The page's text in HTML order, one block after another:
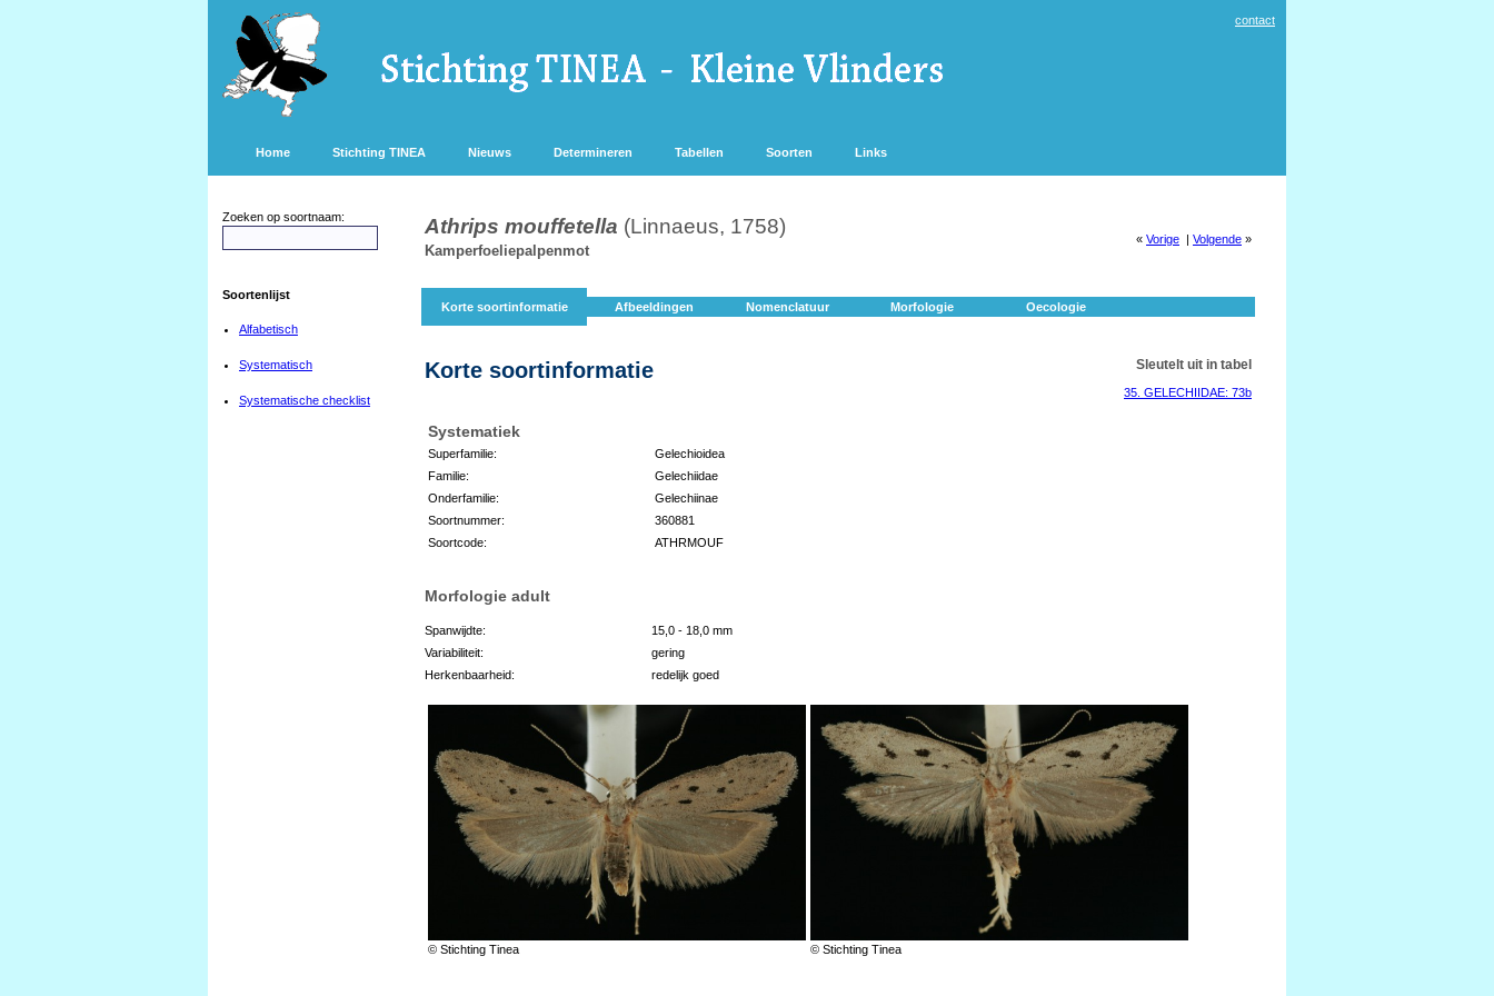
contact
Home Stichting TINEA Nieuws Determineren Tabellen Soorten Links
Zoeken op soortnaam:
Soortenlijst
Alfabetisch
Systematisch
Systematische checklist
Athrips mouffetella (Linnaeus, 1758)
Kamperfoeliepalpenmot
« Vorige | Volgende »
Korte soortinformatie Afbeeldingen Nomenclatuur Morfologie Oecologie
Korte soortinformatie
Systematiek
Superfamilie:
Gelechioidea
Familie:
Gelechiidae
Onderfamilie:
Gelechiinae
Soortnummer:
360881
Soortcode:
ATHRMOUF
Sleutelt uit in tabel
35. GELECHIIDAE: 73b
Morfologie adult
Spanwijdte:
15,0 - 18,0 mm
Variabiliteit:
gering
Herkenbaarheid:
redelijk goed
© Stichting Tinea © Stichting Tinea